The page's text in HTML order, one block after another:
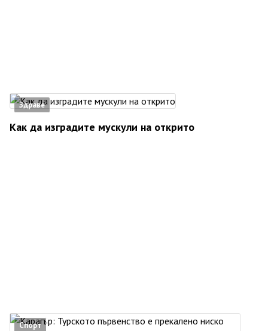
Здраве
Как да изградите мускули на открито
Спорт